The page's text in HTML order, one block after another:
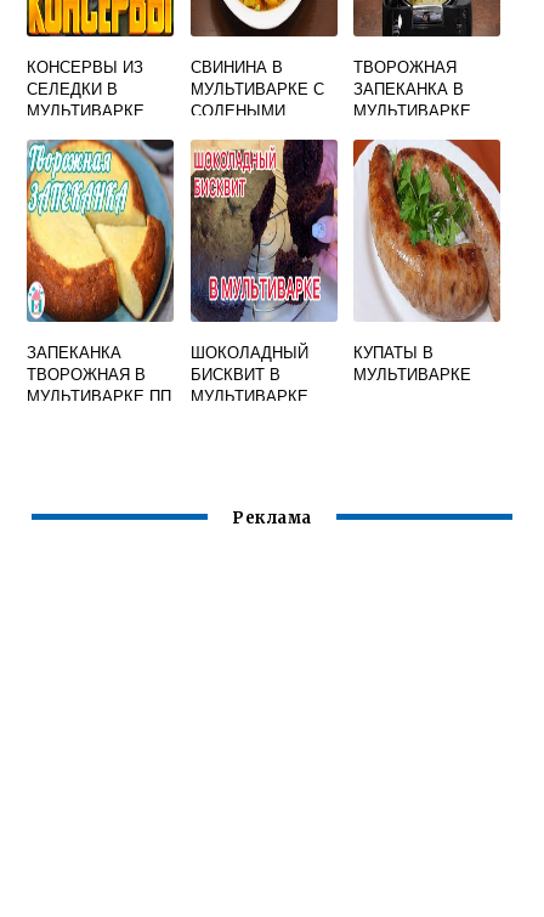
КОНСЕРВЫ ИЗ
СЕЛЕДКИ В
МУЛЬТИВАРКЕ
СВИНИНА В
МУЛЬТИВАРКЕ С
СОЛЕНЫМИ
ТВОРОЖНАЯ
ЗАПЕКАНКА В
МУЛЬТИВАРКЕ
РЕДМОНД
ЗАПЕКАНКА
ТВОРОЖНАЯ В
МУЛЬТИВАРКЕ ПП
ШОКОЛАДНЫЙ
БИСКВИТ В
МУЛЬТИВАРКЕ
КУПАТЫ В
МУЛЬТИВАРКЕ
Реклама